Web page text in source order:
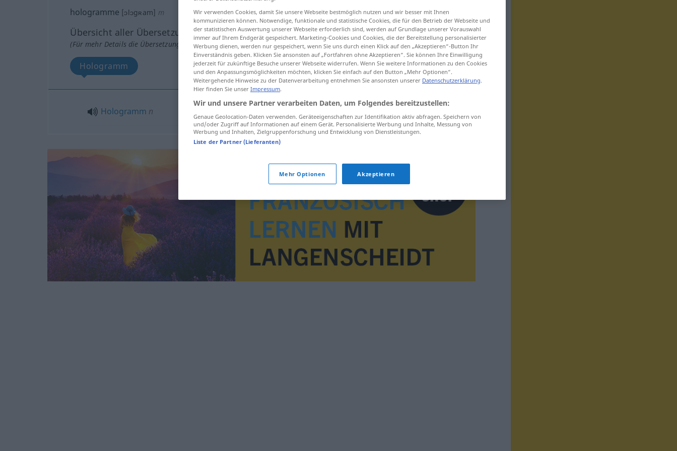
hologramme [ɔlɔgʀam] m
Übersicht aller Übersetzungen
(Für mehr Details die Übersetzung anklicken/antippen)
Hologramm
Hologramm n
Wir verwenden Cookies, damit Sie unsere Webseite bestmöglich nutzen und wir besser mit Ihnen
kommunizieren können. Notwendige, funktionale und statistische Cookies, die für den Betrieb der Webseite und
der statistischen Auswertung unserer Webseite erforderlich sind, werden auf Grundlage unserer Vorauswahl
immer auf Ihrem Endgerät gespeichert. Marketing-Cookies und Cookies, die der Bereitstellung personalisierter
Werbung dienen, werden nur gespeichert, wenn Sie uns durch einen Klick auf den „Akzeptieren“-Button Ihr
Einverständnis geben. Klicken Sie ansonsten auf „Fortfahren ohne Akzeptieren“. Sie können Ihre Einwilligung
jederzeit für zukünftige Besuche unserer Webseite widerrufen. Wenn Sie weitere Informationen zu den Cookies
und den Anpassungsmöglichkeiten möchten, klicken Sie einfach auf den Button „Mehr Optionen“.
Weitergehende Hinweise zu der Datenverarbeitung entnehmen Sie ansonsten unserer Datenschutzerklärung.
Hier finden Sie unser Impressum.
Wir und unsere Partner verarbeiten Daten, um Folgendes bereitzustellen:
Genaue Geolocation-Daten verwenden. Geräteeigenschaften zur Identifikation aktiv abfragen. Speichern von
und/oder Zugriff auf Informationen auf einem Gerät. Personalisierte Werbung und Inhalte, Messung von
Werbung und Inhalten, Zielgruppenforschung und Entwicklung von Dienstleistungen.
Liste der Partner (Lieferanten)
Mehr Optionen Akzeptieren